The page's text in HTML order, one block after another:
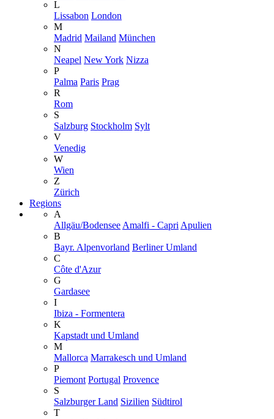
L
Lissabon London
M
Madrid Mailand München
N
Neapel New York Nizza
P
Palma Paris Prag
R
Rom
S
Salzburg Stockholm Sylt
V
Venedig
W
Wien
Z
Zürich
Regions
A
Allgäu/Bodensee Amalfi - Capri Apulien
B
Bayr. Alpenvorland Berliner Umland
C
Côte d'Azur
G
Gardasee
I
Ibiza - Formentera
K
Kapstadt und Umland
M
Mallorca Marrakesch und Umland
P
Piemont Portugal Provence
S
Salzburger Land Sizilien Südtirol
T